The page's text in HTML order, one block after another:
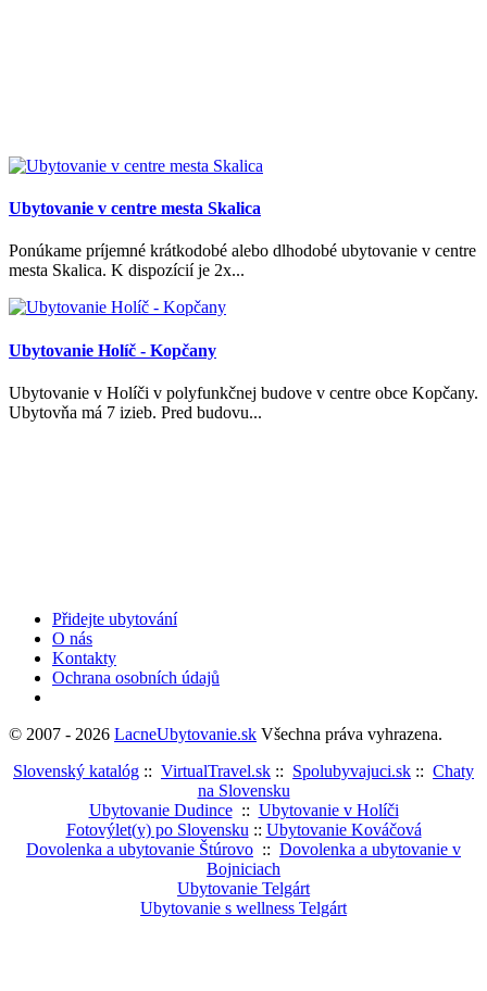
Ubytovanie v centre mesta Skalica
Ponúkame príjemné krátkodobé alebo dlhodobé ubytovanie v centre
mesta Skalica. K dispozícií je 2x...
Ubytovanie Holíč - Kopčany
Ubytovanie v Holíči v polyfunkčnej budove v centre obce Kopčany.
Ubytovňa má 7 izieb. Pred budovu...
Přidejte ubytování
O nás
Kontakty
Ochrana osobních údajů
© 2007 - 2026 LacneUbytovanie.sk Všechna práva vyhrazena.
Slovenský katalóg :: VirtualTravel.sk :: Spolubyvajuci.sk :: Chaty
na Slovensku
Ubytovanie Dudince :: Ubytovanie v Holíči
Fotovýlet(y) po Slovensku :: Ubytovanie Kováčová
Dovolenka a ubytovanie Štúrovo :: Dovolenka a ubytovanie v
Bojniciach
Ubytovanie Telgárt
Ubytovanie s wellness Telgárt